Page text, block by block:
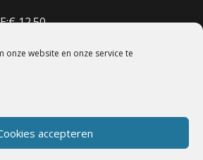
onze website en onze service te
accepteren
12.50
Koe Deventer.
Artwork Base Six